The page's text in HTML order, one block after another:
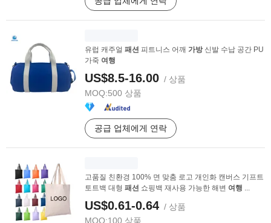
유럽 캐주얼 패션 피트니스 어깨 가방신발 수납 공간 PU
가죽 여행
US$8.5-16.00 / 상품
MOQ:500 상품
공급 업체에게 연락
고품질 친환경 100% 면 맞춤 로고 개인화 캔버스 기프트
토트백 대형 패션 쇼핑백 재사용 가능한 해변 여행 ...
US$0.61-0.64 / 상품
MOQ:100 상품